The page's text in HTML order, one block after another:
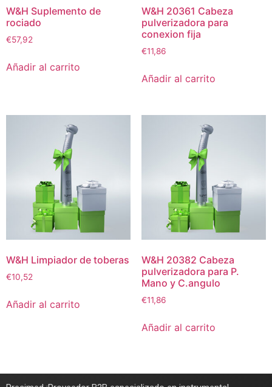
W&H Suplemento de
rociado
€57,92
Añadir al carrito
W&H 20361 Cabeza
pulverizadora para
conexion fija
€11,86
Añadir al carrito
W&H Limpiador de toberas
€10,52
Añadir al carrito
W&H 20382 Cabeza
pulverizadora para P.
Mano y C.angulo
€11,86
Añadir al carrito